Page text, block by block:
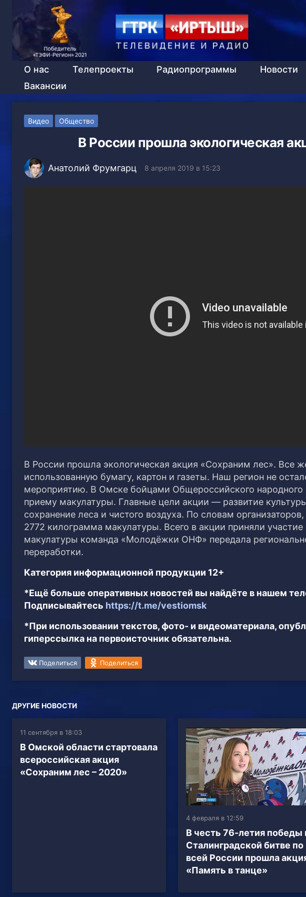
О нас Телепроекты Радиопрограммы Новости
Вакансии
Видео Общество
В России прошла экологическая
Анатолий Фрумгарц 8 апреля 2019 в 15:23
В России прошла экологическая акция «Сохраним лес». Все
использованную бумагу, картон и газеты. Наш регион не
мероприятию. В Омске бойцами Общероссийского народного
приему макулатуры. Главные цели акции — развитие
сохранение леса и чистого воздуха. По словам
2772 килограмма макулатуры. Всего в акции приняли
макулатуры команда «Молодёжки ОНФ» передала
переработки.
Категория информационной продукции 12+
*Ещё больше оперативных новостей вы найдёте в нашем
Подписывайтесь https://t.me/vestiomsk
*При использовании текстов, фото- и видеоматериала,
гиперссылка на первоисточник обязательна.
Поделиться Поделиться
ДРУГИЕ НОВОСТИ
11 сентября в 18:03
В Омской области стартовала
всероссийская акция
«Сохраним лес – 2020»
4 февраля в 12:59
В честь 76-летия победы
Сталинградской битве по
всей России прошла
«Память в танце»